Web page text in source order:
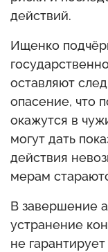
действий.
Ищенко
оставляют
опасение, что
окажутся в
могут дать
действия
мерам
В завершение
устранение
не